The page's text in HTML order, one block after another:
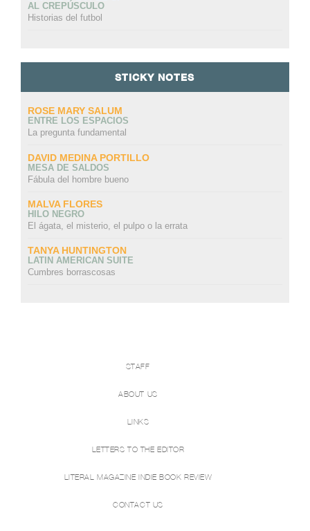
AL CREPÚSCULO
Historias del futbol
STICKY NOTES
ROSE MARY SALUM
ENTRE LOS ESPACIOS
La pregunta fundamental
DAVID MEDINA PORTILLO
MESA DE SALDOS
Fábula del hombre bueno
MALVA FLORES
HILO NEGRO
El ágata, el misterio, el pulpo o la errata
TANYA HUNTINGTON
LATIN AMERICAN SUITE
Cumbres borrascosas
STAFF
ABOUT US
LINKS
LETTERS TO THE EDITOR
LITERAL MAGAZINE INDIE BOOK REVIEW
CONTACT US